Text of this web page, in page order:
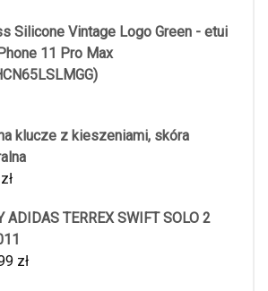
Silicone Vintage Logo Green - etui
11 Pro Max
klucze z kieszeniami, skóra
zł
ADIDAS TERREX SWIFT SOLO 2
zł